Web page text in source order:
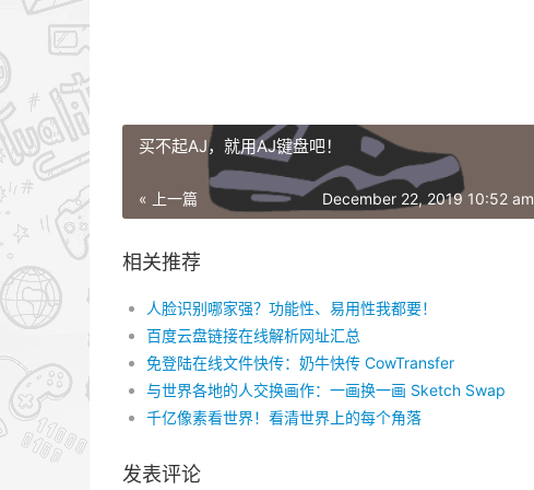
买不起AJ，就用AJ键盘吧！
« 上一篇 December 22, 2019 10:52 am
相关推荐
人脸识别哪家强？功能性、易用性我都要！
百度云盘链接在线解析网址汇总
免登陆在线文件快传：奶牛快传 CowTransfer
与世界各地的人交换画作：一画换一画 Sketch Swap
千亿像素看世界！看清世界上的每个角落
发表评论